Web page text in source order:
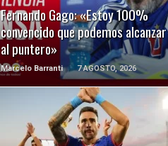
Fernando Gago: «Estoy 100%
convencido que podemos alcanzar
al puntero»
Marcelo Barranti 7 AGOSTO, 2026